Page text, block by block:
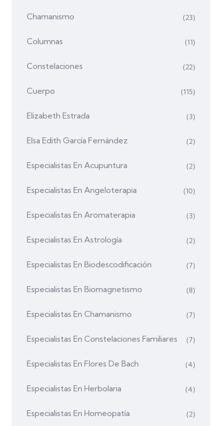
Chamanismo (23)
Columnas (11)
Constelaciones (22)
Cuerpo (115)
Elizabeth Estrada (3)
Elsa Edith García Fernández (2)
Especialistas En Acupuntura (2)
Especialistas En Angeloterapia (10)
Especialistas En Aromaterapia (3)
Especialistas En Astrología (2)
Especialistas En Biodescodificación (7)
Especialistas En Biomagnetismo (8)
Especialistas En Chamanismo (7)
Especialistas En Constelaciones Familiares (7)
Especialistas En Flores De Bach (4)
Especialistas En Herbolaria (4)
Especialistas En Homeopatía (2)